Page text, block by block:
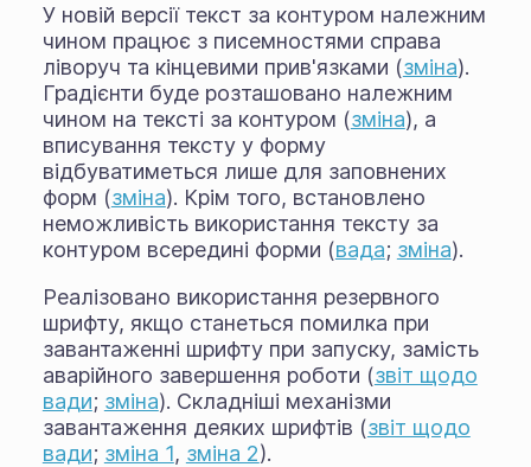
У новій версії текст за контуром належним
чином працює з писемностями справа
ліворуч та кінцевими прив'язками (зміна).
Градієнти буде розташовано належним
чином на тексті за контуром (зміна), а
вписування тексту у форму
відбуватиметься лише для заповнених
форм (зміна). Крім того, встановлено
неможливість використання тексту за
контуром всередині форми (вада; зміна).
Реалізовано використання резервного
шрифту, якщо станеться помилка при
завантаженні шрифту при запуску, замість
аварійного завершення роботи (звіт щодо
вади; зміна). Складніші механізми
завантаження деяких шрифтів (звіт щодо
вади; зміна 1, зміна 2).